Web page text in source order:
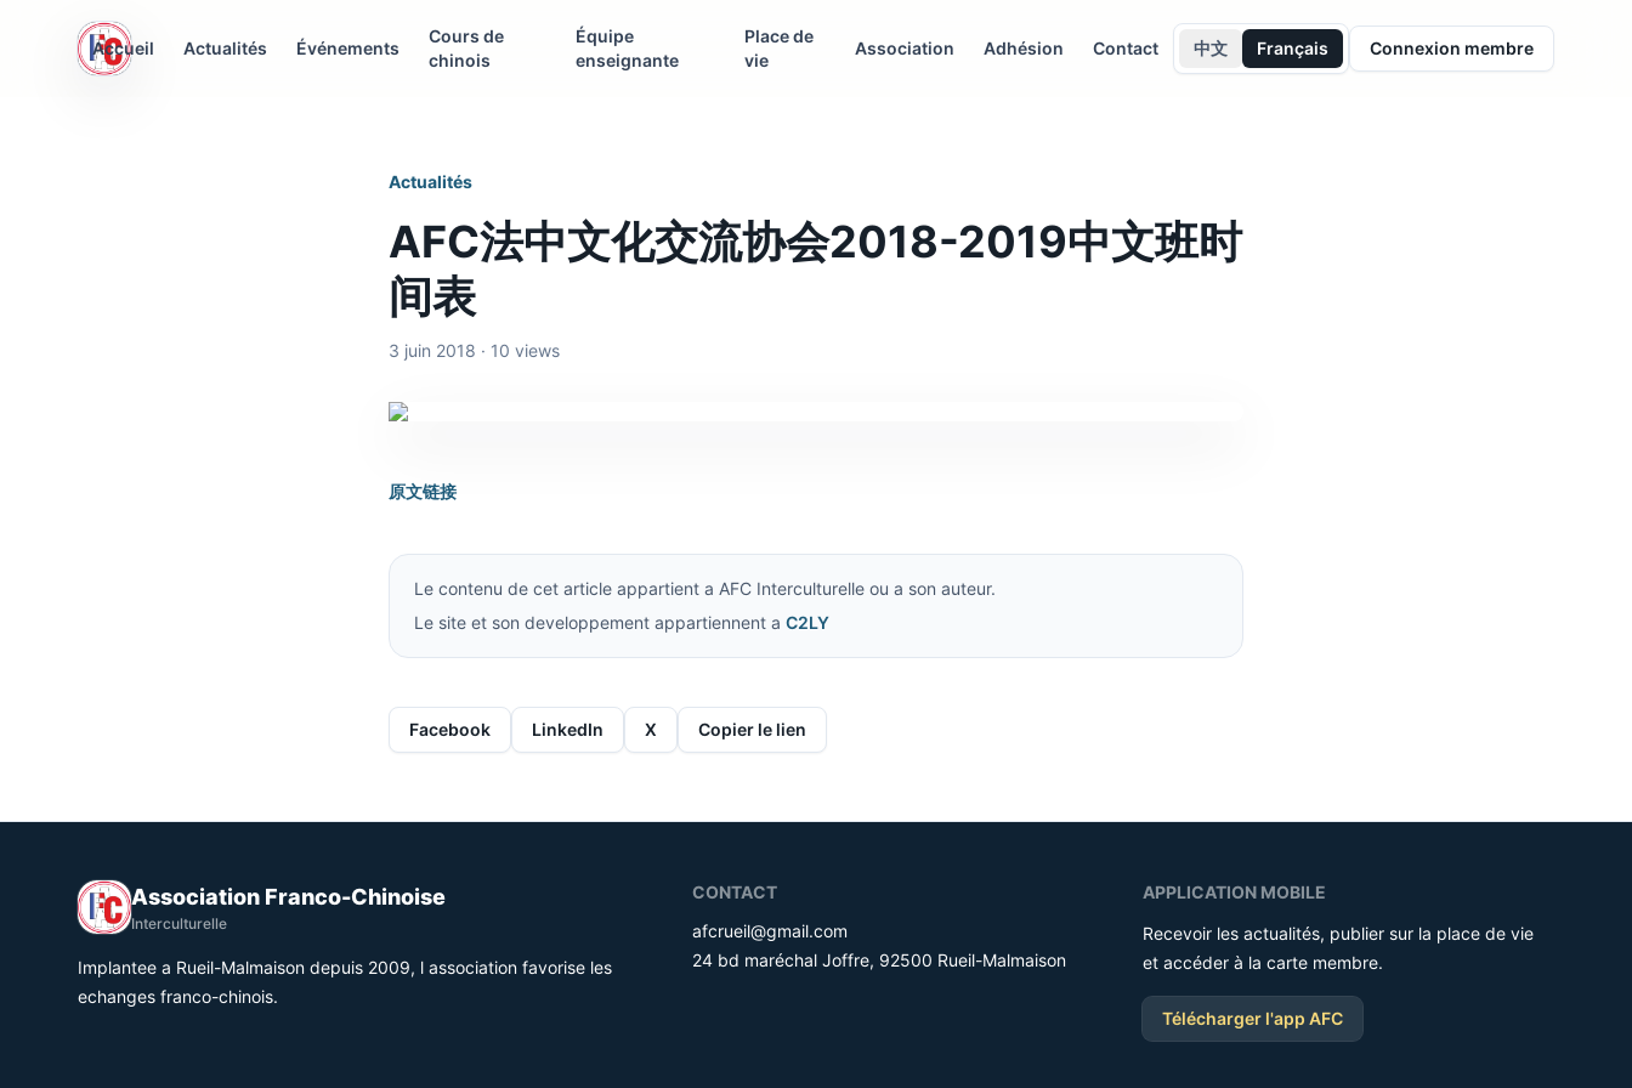
AFC Interculturelle
Accueil Actualités Événements
Cours de
chinois
Équipe
enseignante
Place de
vie
Association Adhésion Contact 中文 Français Connexion membre
Actualités
AFC法中文化交流协会2018-2019中文班时
间表
3 juin 2018 · 10 views
原文链接
Le contenu de cet article appartient a AFC Interculturelle ou a son auteur.
Le site et son developpement appartiennent a C2LY
Facebook LinkedIn X Copier le lien
Association Franco-Chinoise
Interculturelle
Implantee a Rueil-Malmaison depuis 2009, l association favorise les
echanges franco-chinois.
CONTACT
afcrueil@gmail.com
24 bd maréchal Joffre, 92500 Rueil-Malmaison
APPLICATION MOBILE
Recevoir les actualités, publier sur la place de vie
et accéder à la carte membre.
Télécharger l'app AFC